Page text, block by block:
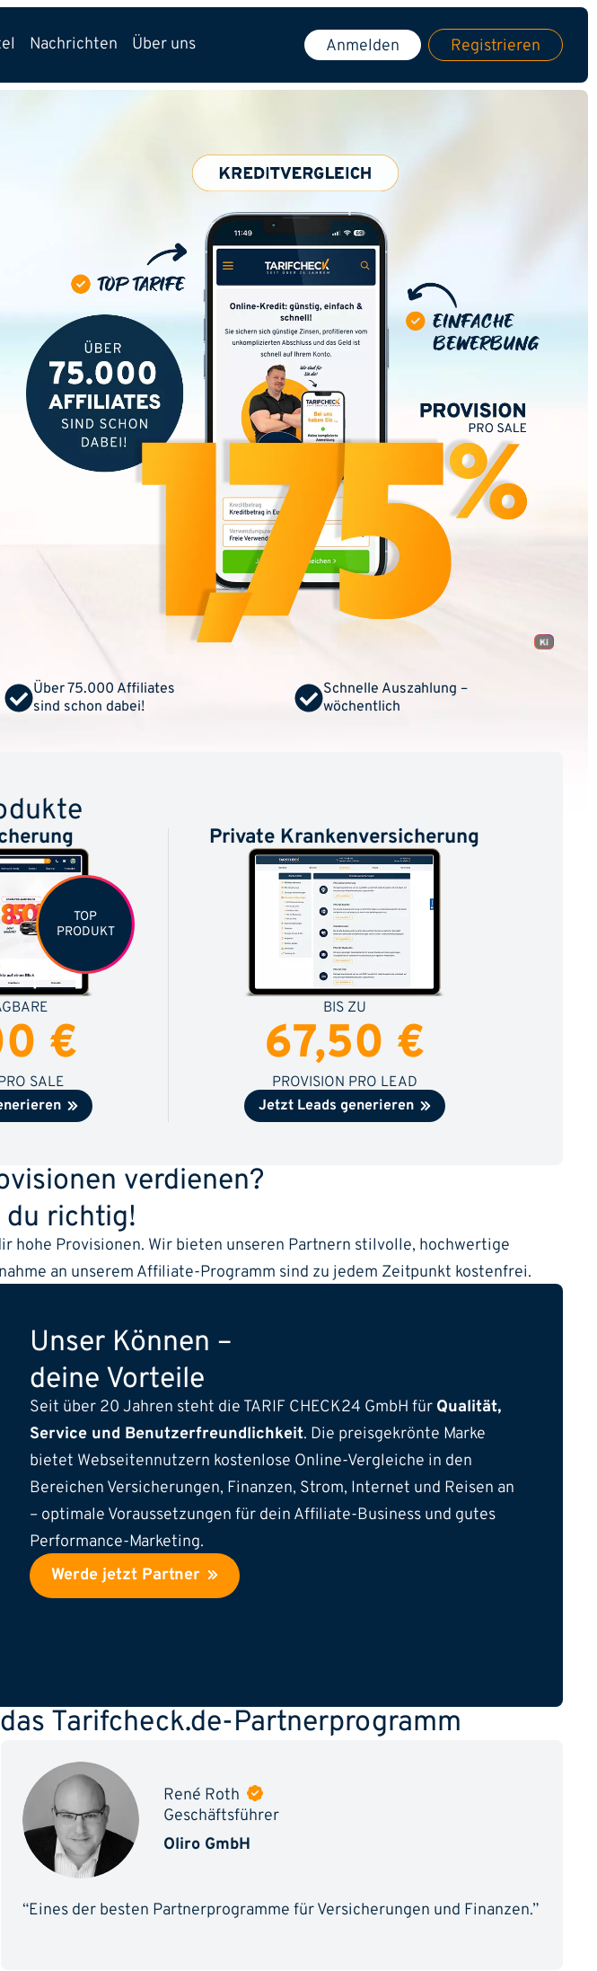
Nachrichten Über uns Anmelden Registrieren
Über 75.000 Affiliates
sind schon dabei!
Schnelle Auszahlung –
wöchentlich
TOP
PRODUKT
€
SALE
Private Krankenversicherung
BIS ZU
67,50 €
PROVISION PRO LEAD
Jetzt Leads generieren
verdienen?
du richtig!
hohe Provisionen. Wir bieten unseren Partnern stilvolle, hochwertige
an unserem Affiliate-Programm sind zu jedem Zeitpunkt kostenfrei.
Unser Können –
deine Vorteile
Seit über 20 Jahren steht die TARIF CHECK24 GmbH für Qualität,
Service und Benutzerfreundlichkeit. Die preisgekrönte Marke
bietet Webseitennutzern kostenlose Online-Vergleiche in den
Bereichen Versicherungen, Finanzen, Strom, Internet und Reisen an
– optimale Voraussetzungen für dein Affiliate-Business und gutes
Performance-Marketing.
Werde jetzt Partner
Tarifcheck.de-Partnerprogramm
René Roth
Geschäftsführer
Oliro GmbH
“Eines der besten Partnerprogramme für Versicherungen und Finanzen.”